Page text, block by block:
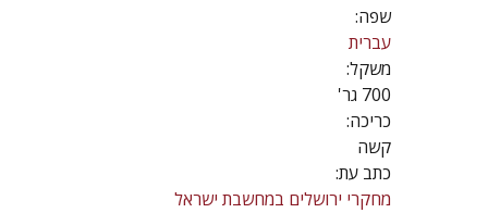
שפה:
עברית
משקל:
700 גר'
כריכה:
קשה
כתב עת:
מחקרי ירושלים במחשבת ישראל